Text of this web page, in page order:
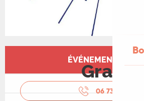
Ouverture etÉVÉNEMENT
Gratuit
06 73 59 77